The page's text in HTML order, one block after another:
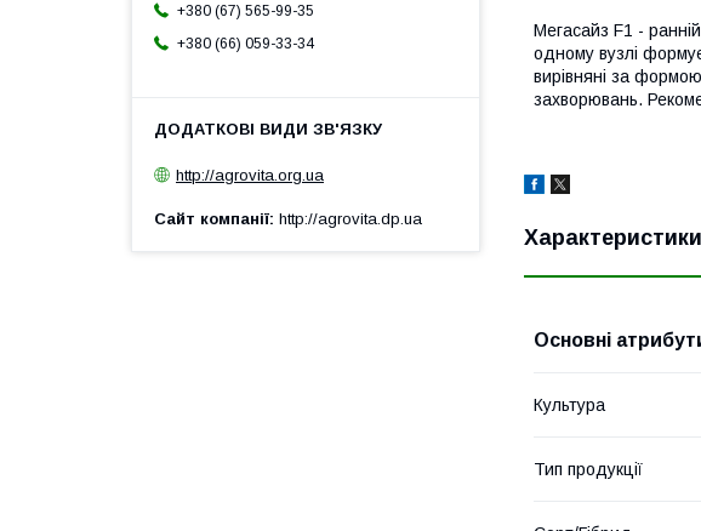
Мегасайз F1 -
одному вузлі
вирівняні за
захворювань.
Характеристики
Основні
Культура
Тип продукції
+380 (67) 565-99-35
+380 (66) 059-33-34
http://agrovita.org.ua
Сайт компанії http://agrovita.dp.ua